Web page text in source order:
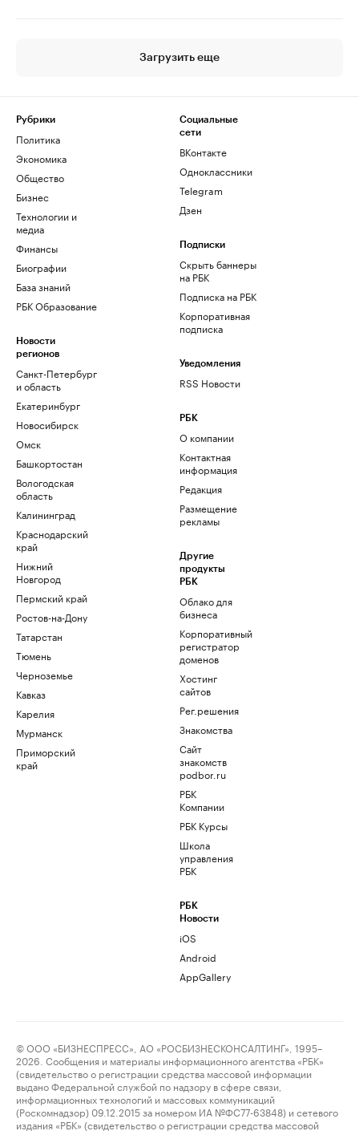
Загрузить еще
Рубрики
Политика
Экономика
Общество
Бизнес
Технологии и
медиа
Финансы
Биографии
База знаний
РБК Образование
Новости
регионов
Санкт-Петербург
и область
Екатеринбург
Новосибирск
Омск
Башкортостан
Вологодская
область
Калининград
Краснодарский
край
Нижний
Новгород
Пермский край
Ростов-на-Дону
Татарстан
Тюмень
Черноземье
Кавказ
Карелия
Мурманск
Приморский
край
Социальные
сети
ВКонтакте
Одноклассники
Telegram
Дзен
Подписки
Скрыть баннеры
на РБК
Подписка на РБК
Корпоративная
подписка
Уведомления
RSS Новости
РБК
О компании
Контактная
информация
Редакция
Размещение
рекламы
Другие
продукты
РБК
Облако для
бизнеса
Корпоративный
регистратор
доменов
Хостинг
сайтов
Рег.решения
Знакомства
Сайт
знакомств
podbor.ru
РБК
Компании
РБК Курсы
Школа
управления
РБК
РБК
Новости
iOS
Android
AppGallery
© ООО «БИЗНЕСПРЕСС», АО «РОСБИЗНЕСКОНСАЛТИНГ», 1995–
2026. Сообщения и материалы информационного агентства «РБК»
(свидетельство о регистрации средства массовой информации
выдано Федеральной службой по надзору в сфере связи,
информационных технологий и массовых коммуникаций
(Роскомнадзор) 09.12.2015 за номером ИА №ФС77-63848) и сетевого
издания «РБК» (свидетельство о регистрации средства массовой